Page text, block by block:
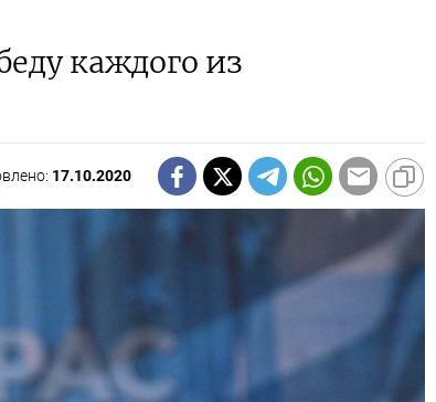
каждого из
17.10.2020